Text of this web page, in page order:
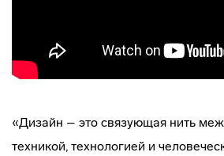
«Дизайн – это связующая нить
техникой, технологией и